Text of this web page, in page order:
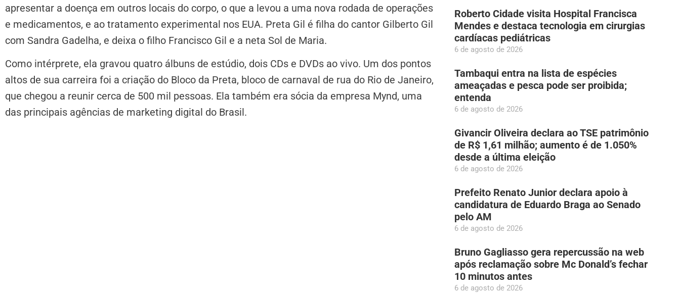
apresentar a doença em outros locais do corpo, o que a levou a uma nova rodada de operações
e medicamentos, e ao tratamento experimental nos EUA. Preta Gil é filha do cantor Gilberto Gil
com Sandra Gadelha, e deixa o filho Francisco Gil e a neta Sol de Maria.
Como intérprete, ela gravou quatro álbuns de estúdio, dois CDs e DVDs ao vivo. Um dos pontos
altos de sua carreira foi a criação do Bloco da Preta, bloco de carnaval de rua do Rio de Janeiro,
que chegou a reunir cerca de 500 mil pessoas. Ela também era sócia da empresa Mynd, uma
das principais agências de marketing digital do Brasil.
Roberto Cidade visita Hospital Francisca
Mendes e destaca tecnologia em cirurgias
cardíacas pediátricas
6 de agosto de 2026
Tambaqui entra na lista de espécies
ameaçadas e pesca pode ser proibida;
entenda
6 de agosto de 2026
Givancir Oliveira declara ao TSE patrimônio
de R$ 1,61 milhão; aumento é de 1.050%
desde a última eleição
6 de agosto de 2026
Prefeito Renato Junior declara apoio à
candidatura de Eduardo Braga ao Senado
pelo AM
6 de agosto de 2026
Bruno Gagliasso gera repercussão na web
após reclamação sobre Mc Donald’s fechar
10 minutos antes
6 de agosto de 2026